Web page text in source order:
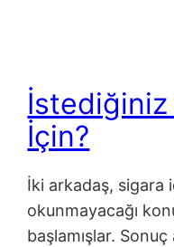
İstediğiniz
İçin?
İki arkadaş, sigara
okunmayacağı
başlamışlar. Sonuç